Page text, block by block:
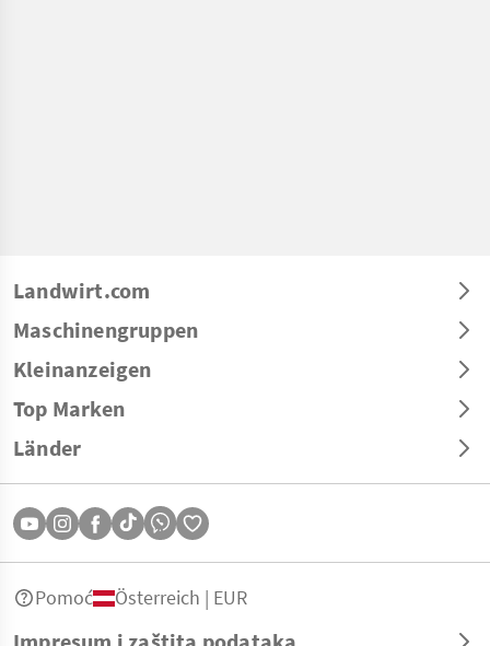
Landwirt.com
Maschinengruppen
Kleinanzeigen
Top Marken
Länder
Pomoć Österreich | EUR